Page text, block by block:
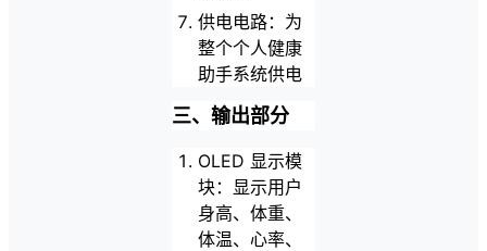
供电电路：为
整个个人健康
助手系统供电
三、输出部分
OLED 显示模
块：显示用户
身高、体重、
体温、心率、